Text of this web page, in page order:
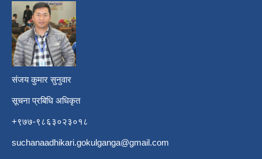
संजय कुमार सुनुवार
सूचना प्रबिधि अधिकृत
+९७७-९८६३०२३०१८
suchanaadhikari.gokulganga@gmail.com